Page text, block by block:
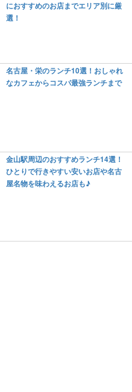
におすすめのお店までエリア別に厳
選！
名古屋・栄のランチ10選！おしゃれ
なカフェからコスパ最強ランチまで
金山駅周辺のおすすめランチ14選！
ひとりで行きやすい安いお店や名古
屋名物を味わえるお店も♪